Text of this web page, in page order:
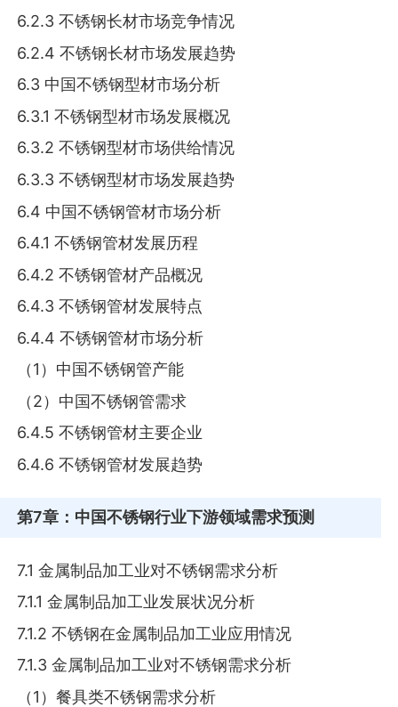
6.2.3 不锈钢长材市场竞争情况
6.2.4 不锈钢长材市场发展趋势
6.3 中国不锈钢型材市场分析
6.3.1 不锈钢型材市场发展概况
6.3.2 不锈钢型材市场供给情况
6.3.3 不锈钢型材市场发展趋势
6.4 中国不锈钢管材市场分析
6.4.1 不锈钢管材发展历程
6.4.2 不锈钢管材产品概况
6.4.3 不锈钢管材发展特点
6.4.4 不锈钢管材市场分析
（1）中国不锈钢管产能
（2）中国不锈钢管需求
6.4.5 不锈钢管材主要企业
6.4.6 不锈钢管材发展趋势
第7章 ：中国不锈钢行业下游领域需求预测
7.1 金属制品加工业对不锈钢需求分析
7.1.1 金属制品加工业发展状况分析
7.1.2 不锈钢在金属制品加工业应用情况
7.1.3 金属制品加工业对不锈钢需求分析
（1）餐具类不锈钢需求分析